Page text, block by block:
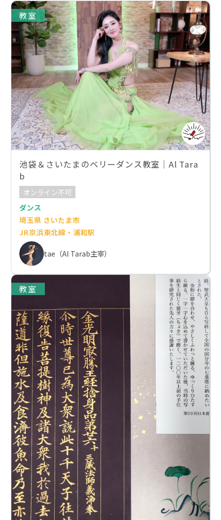
教室
池袋＆さいたまのベリーダンス教室｜Al Tara
b
オンライン不可
ダンス
埼玉県 さいたま市
JR京浜東北線・浦和駅
tae（Al Tarab主宰）
教室